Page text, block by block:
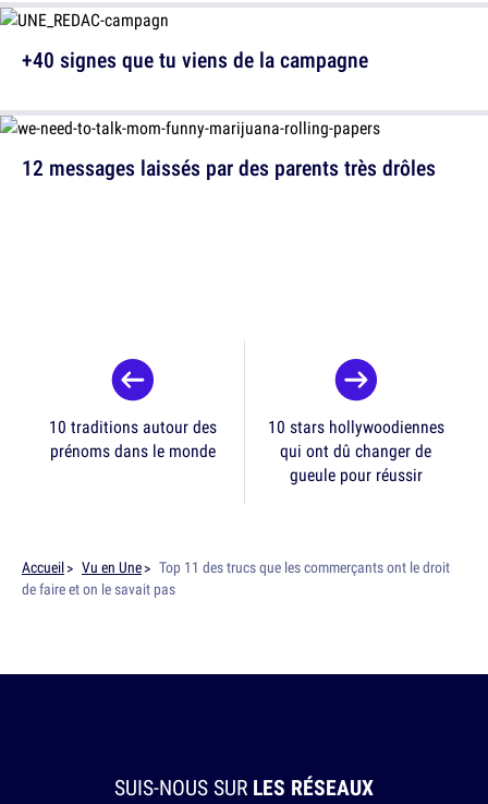
12 messages laissés par des parents très drôles
+40 signes que tu viens de la campagne
10 traditions autour des
prénoms dans le monde
10 stars hollywoodiennes
qui ont dû changer de
gueule pour réussir
Accueil Vu en Une
Top 11 des trucs que les commerçants ont le droit
de faire et on le savait pas
SUIS-NOUS SUR LES RÉSEAUX